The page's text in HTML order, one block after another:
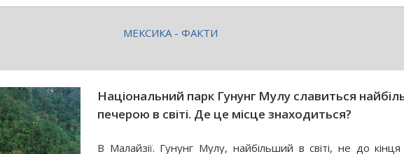
МЕКСИКА - ФАКТИ
Національний парк Гунунг Мулу славиться
печерою в світі. Де це місце знаходиться?
В Малайзії. Гунунг Мулу, найбільший в світі, не до